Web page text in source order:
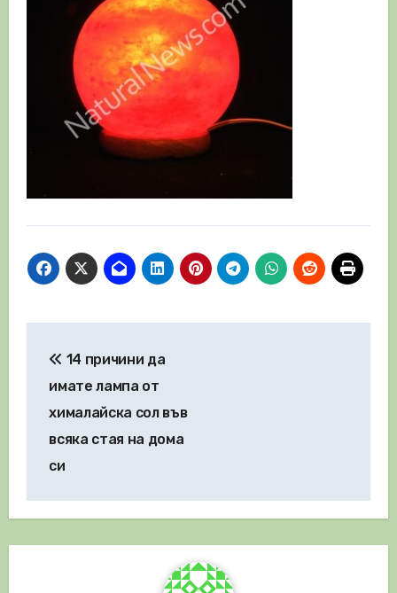
14 причини да
имате лампа от
хималайска сол във
всяка стая на дома
си